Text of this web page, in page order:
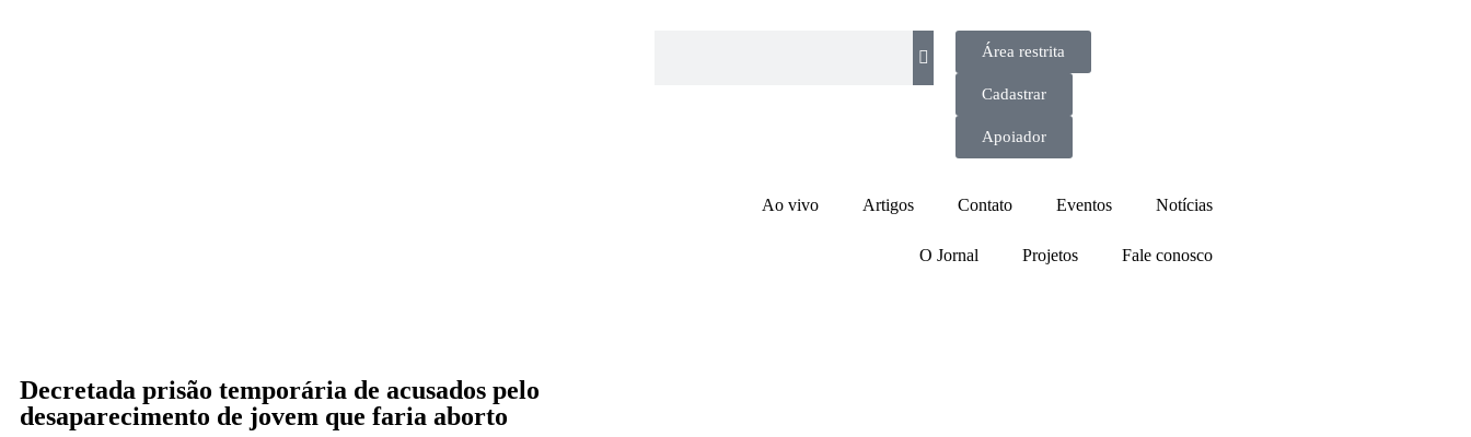
Área restrita
Cadastrar
Apoiador
Ao vivo Artigos Contato Eventos Notícias
O Jornal Projetos Fale conosco
Decretada prisão temporária de acusados pelo
desaparecimento de jovem que faria aborto